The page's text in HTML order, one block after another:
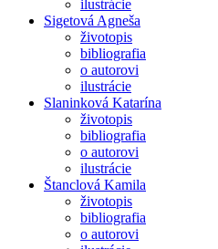
ilustrácie
Sigetová Agneša
životopis
bibliografia
o autorovi
ilustrácie
Slaninková Katarína
životopis
bibliografia
o autorovi
ilustrácie
Štanclová Kamila
životopis
bibliografia
o autorovi